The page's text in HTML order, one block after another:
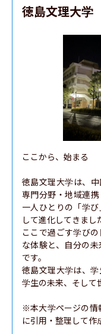
徳島文理大学
ここから、始まる
徳島文理大学は、
専門分野・地域連携
一人ひとりの「学
して進化してきまし
ここで過ごす学び
な体験と、自分の
です。
徳島文理大学は、学
学生の未来、そして
※本大学ページの情
に引用・整理して作